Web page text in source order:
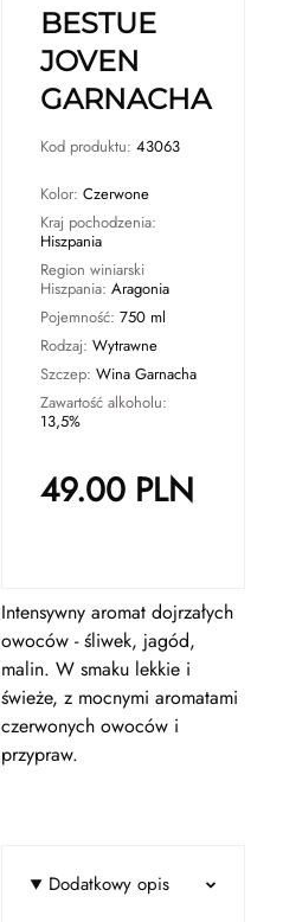
BESTUE
JOVEN
GARNACHA
Kod produktu: 43063
Kolor: Czerwone
Kraj pochodzenia:
Hiszpania
Region winiarski
Hiszpania: Aragonia
Pojemność: 750 ml
Rodzaj: Wytrawne
Szczep: Wina Garnacha
Zawartość alkoholu:
13,5%
49.00PLN
Intensywny aromat dojrzałych
owoców - śliwek, jagód,
malin. W smaku lekkie i
świeże, z mocnymi aromatami
czerwonych owoców i
przypraw.
Dodatkowy opis